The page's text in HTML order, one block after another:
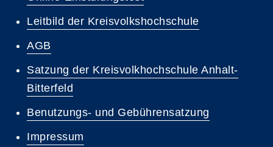
Leitbild der Kreisvolkshochschule
AGB
Satzung der Kreisvolkhochschule Anhalt-
Bitterfeld
Benutzungs- und Gebührensatzung
Impressum